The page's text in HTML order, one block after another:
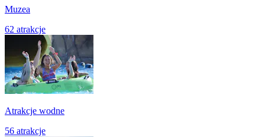
Muzea
62 atrakcje
Atrakcje wodne
56 atrakcje